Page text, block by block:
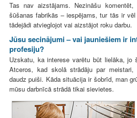
Tas nav aizstājams. Nezināšu
šūšanas fabrikās – iespējams, tur tās ir
tādejādi atvieglojot vai aizstājot roku darbu.
Jūsu secinājumi – vai jauniešiem ir
profesiju?
Uzskatu, ka interese varētu būt lielāka,
Atceros, kad skolā strādāju par meistari,
daudz puiši. Kāda situācija ir šobrīd, man
mūsu darbnīcā strādā tikai sievietes.